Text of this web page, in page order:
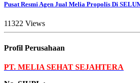
Pusat Resmi Agen Jual Melia Propolis Di
11322 Views
Profil Perusahaan
PT. MELIA SEHAT SEJAHTERA